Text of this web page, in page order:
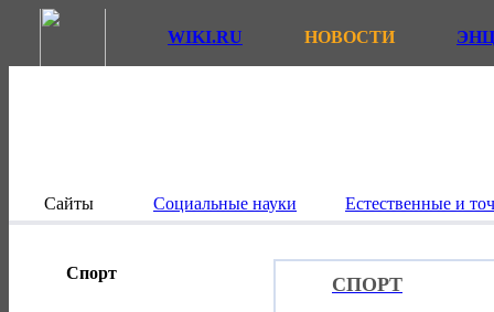
WIKI.RU НОВОСТИ
Сайты Социальные науки Естественные и
Спорт
СПОРТ